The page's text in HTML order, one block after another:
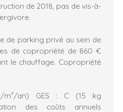
de 2018, pas de vis-à-
de parking privé au sein de
de copropriété de 860 €
le chauffage. Copropriété
m²/an) GES : C (15 kg
des coûts annuels